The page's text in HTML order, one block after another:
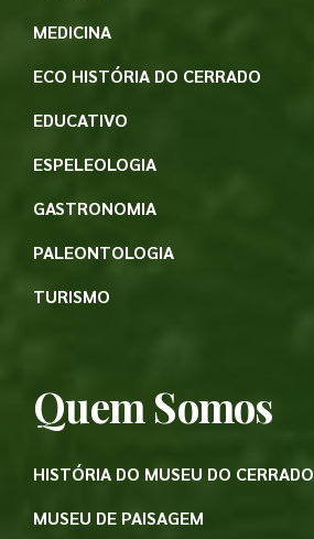
MEDICINA
ECO HISTÓRIA DO CERRADO
EDUCATIVO
ESPELEOLOGIA
GASTRONOMIA
PALEONTOLOGIA
TURISMO
Quem Somos
HISTÓRIA DO MUSEU DO CERRADO
MUSEU DE PAISAGEM